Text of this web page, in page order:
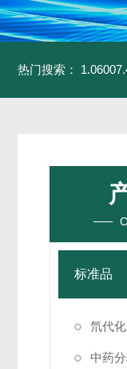
热门搜索：
标准品
氘代
中药